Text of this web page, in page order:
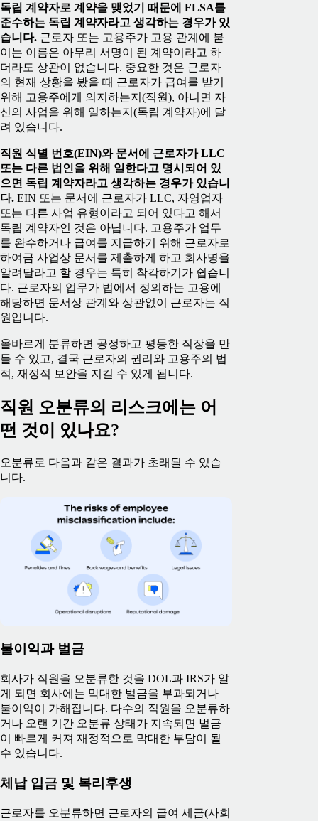
독립 계약자로 계약을 맺었기 때문에 FLSA를
준수하는 독립 계약자라고 생각하는 경우가 있
습니다. 근로자 또는 고용주가 고용 관계에 붙
이는 이름은 아무리 서명이 된 계약이라고 하
더라도 상관이 없습니다. 중요한 것은 근로자
의 현재 상황을 봤을 때 근로자가 급여를 받기
위해 고용주에게 의지하는지(직원), 아니면 자
신의 사업을 위해 일하는지(독립 계약자)에 달
려 있습니다.
직원 식별 번호(EIN)와 문서에 근로자가 LLC
또는 다른 법인을 위해 일한다고 명시되어 있
으면 독립 계약자라고 생각하는 경우가 있습니
다. EIN 또는 문서에 근로자가 LLC, 자영업자
또는 다른 사업 유형이라고 되어 있다고 해서
독립 계약자인 것은 아닙니다. 고용주가 업무
를 완수하거나 급여를 지급하기 위해 근로자로
하여금 사업상 문서를 제출하게 하고 회사명을
알려달라고 할 경우는 특히 착각하기가 쉽습니
다. 근로자의 업무가 법에서 정의하는 고용에
해당하면 문서상 관계와 상관없이 근로자는 직
원입니다.
올바르게 분류하면 공정하고 평등한 직장을 만
들 수 있고, 결국 근로자의 권리와 고용주의 법
적, 재정적 보안을 지킬 수 있게 됩니다.
직원 오분류의 리스크에는 어
떤 것이 있나요?
오분류로 다음과 같은 결과가 초래될 수 있습
니다.
불이익과 벌금
회사가 직원을 오분류한 것을 DOL과 IRS가 알
게 되면 회사에는 막대한 벌금을 부과되거나
불이익이 가해집니다. 다수의 직원을 오분류하
거나 오랜 기간 오분류 상태가 지속되면 벌금
이 빠르게 커져 재정적으로 막대한 부담이 될
수 있습니다.
체납 입금 및 복리후생
근로자를 오분류하면 근로자의 급여 세금(사회